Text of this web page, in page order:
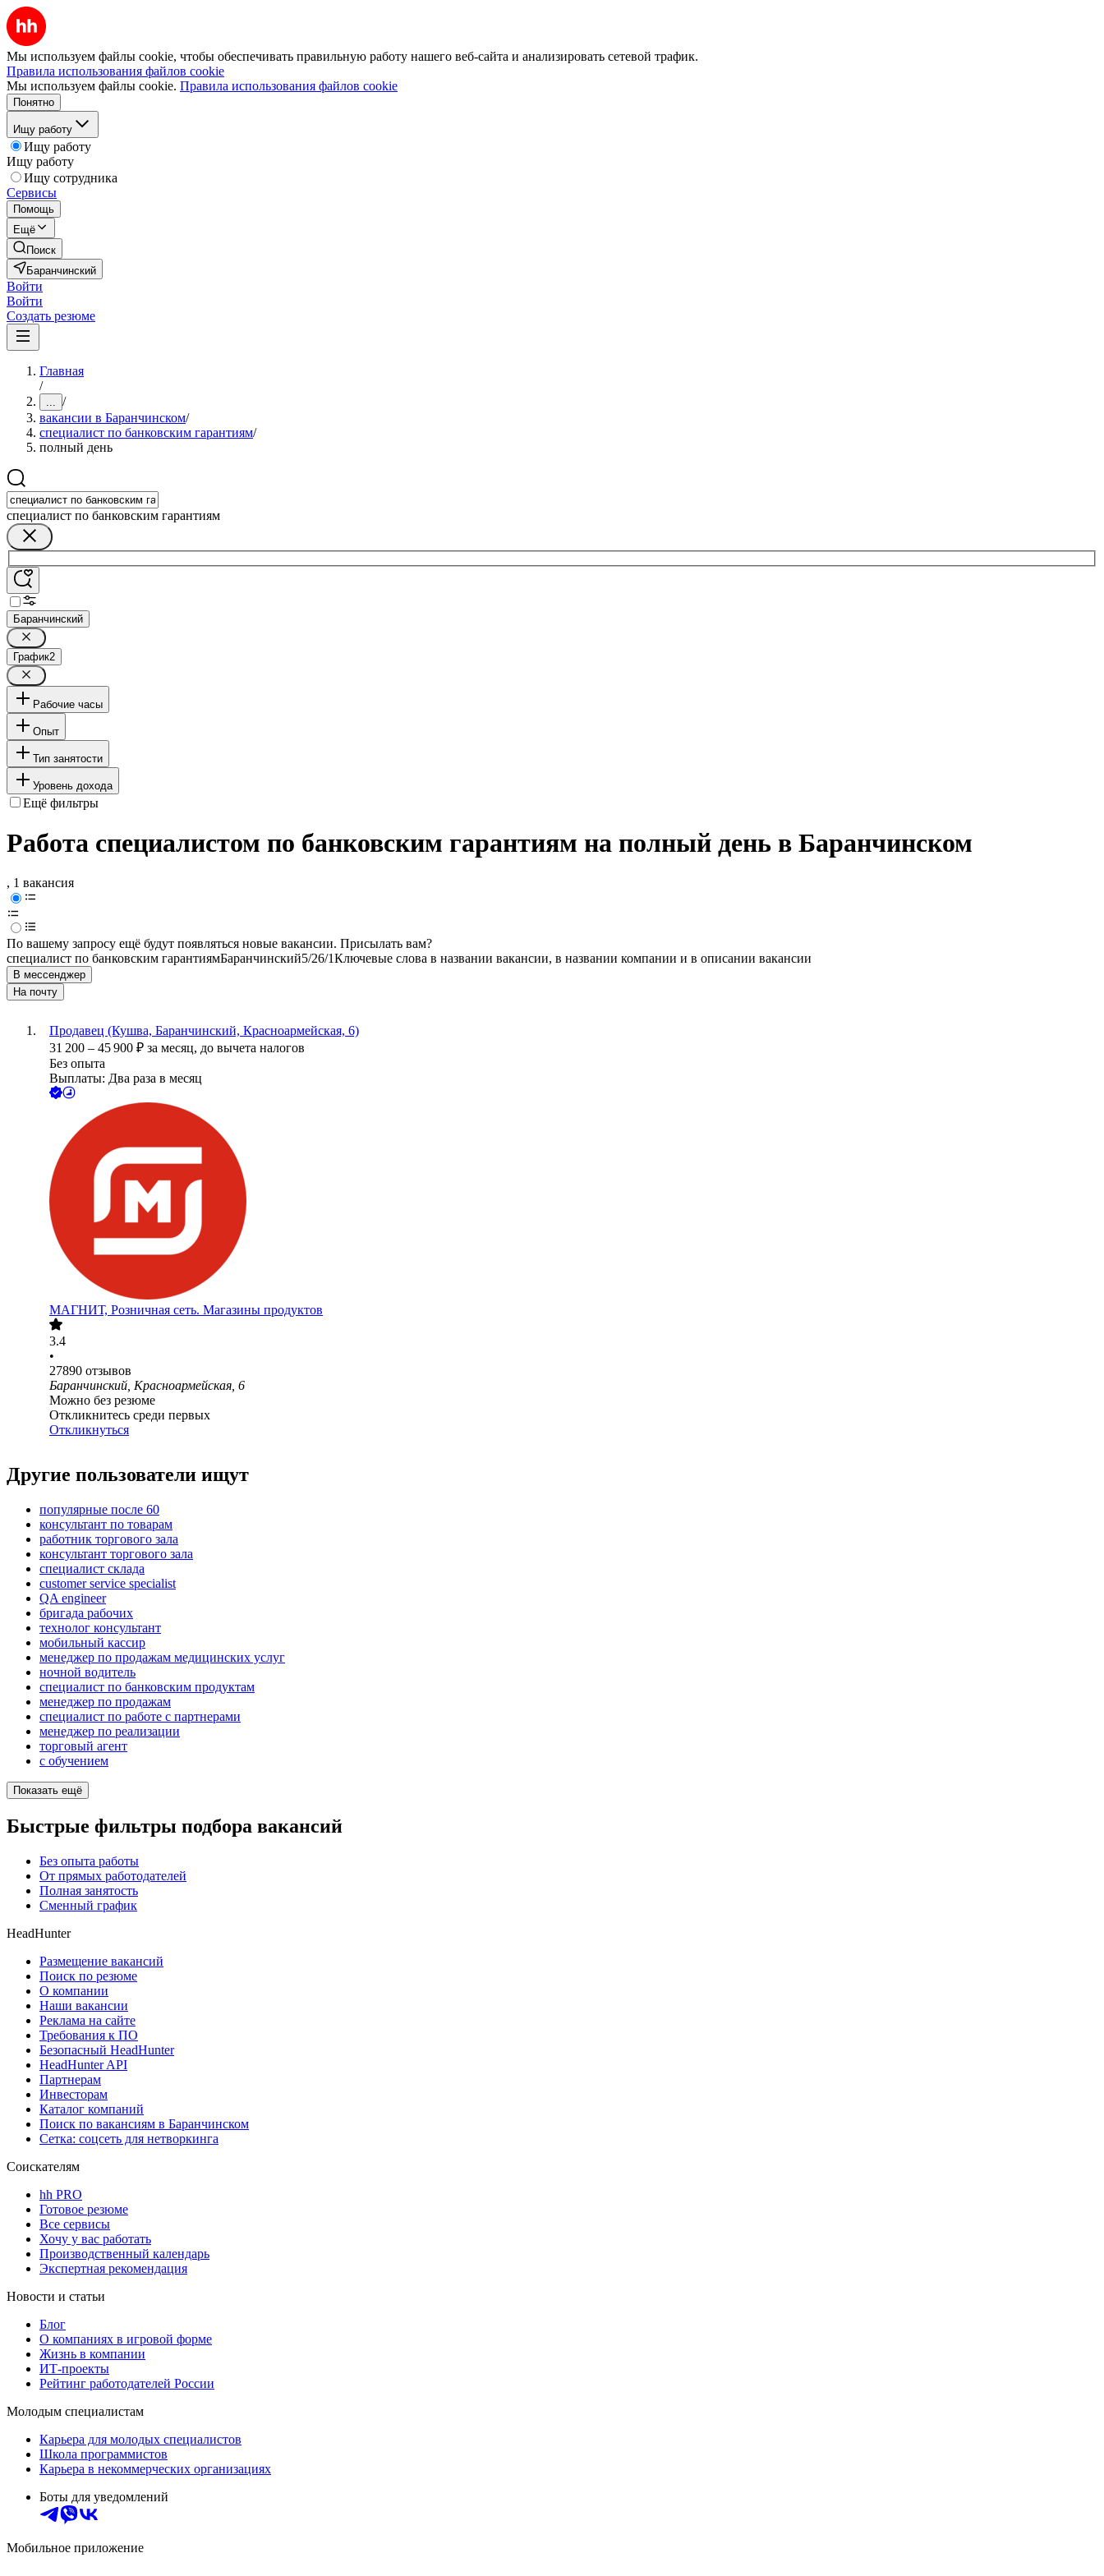
Мы используем файлы cookie, чтобы обеспечивать правильную работу нашего веб-сайта и анализировать сетевой трафик.
Правила использования файлов cookie
Мы используем файлы cookie. Правила использования файлов cookie
Понятно
Ищу работу
Ищу работу
Ищу работу
Ищу сотрудника
Сервисы
Помощь
Ещё
Поиск
Баранчинский
Войти
Войти
Создать резюме
Главная
/
... /
вакансии в Баранчинском/
специалист по банковским гарантиям/
полный день
специалист по банковским гарантиям
Баранчинский
График2
Рабочие часы
Опыт
Тип занятости
Уровень дохода
Ещё фильтры
Работа специалистом по банковским гарантиям на полный день в Баранчинском
, 1 вакансия
По вашему запросу ещё будут появляться новые вакансии. Присылать вам?
специалист по банковским гарантиямБаранчинский5/26/1Ключевые слова в названии вакансии, в названии компании и в описании вакансии
В мессенджер
На почту
Продавец (Кушва, Баранчинский, Красноармейская, 6)
31 200 – 45 900 ₽ за месяц, до вычета налогов
Без опыта
Выплаты: Два раза в месяц
МАГНИТ, Розничная сеть. Магазины продуктов
3.4
•
27890 отзывов
Баранчинский, Красноармейская, 6
Можно без резюме
Откликнитесь среди первых
Откликнуться
Другие пользователи ищут
популярные после 60
консультант по товарам
работник торгового зала
консультант торгового зала
специалист склада
customer service specialist
QA engineer
бригада рабочих
технолог консультант
мобильный кассир
менеджер по продажам медицинских услуг
ночной водитель
специалист по банковским продуктам
менеджер по продажам
специалист по работе с партнерами
менеджер по реализации
торговый агент
с обучением
Показать ещё
Быстрые фильтры подбора вакансий
Без опыта работы
От прямых работодателей
Полная занятость
Сменный график
HeadHunter
Размещение вакансий
Поиск по резюме
О компании
Наши вакансии
Реклама на сайте
Требования к ПО
Безопасный HeadHunter
HeadHunter API
Партнерам
Инвесторам
Каталог компаний
Поиск по вакансиям в Баранчинском
Сетка: соцсеть для нетворкинга
Соискателям
hh PRO
Готовое резюме
Все сервисы
Хочу у вас работать
Производственный календарь
Экспертная рекомендация
Новости и статьи
Блог
О компаниях в игровой форме
Жизнь в компании
ИТ-проекты
Рейтинг работодателей России
Молодым специалистам
Карьера для молодых специалистов
Школа программистов
Карьера в некоммерческих организациях
Боты для уведомлений
Мобильное приложение